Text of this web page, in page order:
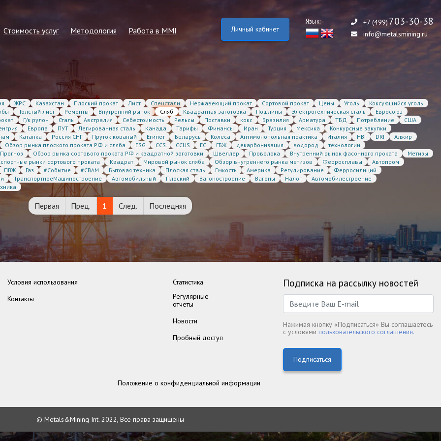
Стоимость услуг
Запрос на расчёт консалтинга или
спецотчёта по рынку
статсервисов
регулярной подписки
Методология
Общие принципы
Методика формирования
регулярных показателей
Работа в MMI
+7 (499)703-30-38
info@metalsmining.ru
Язык:
Личный кабинет
ЖРС Казахстан Плоский прокат Лист Спецстали Нержавеющий прокат Сортовой прокат Цены Уголь
Коксующийся уголь
Толстый лист Ремонты Внутренний рынок Сляб Квадратная заготовка Пошлины Электротехническая сталь
Евросоюз
Г/к рулон Сталь Австралия Себестоимость Рельсы Поставки кокс Бразилия Арматура ТБД Потребление
США
Европа ПУТ Легированная сталь Канада Тарифы Финансы Иран Турция Мексика
Конкурсные закупки
Катанка Россия СНГ Пруток кованый Египет Беларусь Колеса Антимонопольная практика Италия HBI DRI
Алжир
Обзор рынка плоского проката РФ и сляба ESG CCS CCUS ЕС ГБЖ декарбонизация водород
технологии
Прогноз Обзор рынка сортового проката РФ и квадратной заготовки Швеллер Проволока Внутренний рынок фасонного проката
Метизы
рынки сортового проката Квадрат Мировой рынок сляба Обзор внутреннего рынка метизов Ферросплавы
Автопром
ПВЖ Газ #Событие #CBAM Бытовая техника Плоская сталь Емкость Америка Регулирование
Ферросилиций
ТранспортноеМашиностроение Автомобильный Плоский Вагоностроение Вагоны Налог
Автомобилестроение
Первая Пред. 1 След. Последняя
Условия использования
Контакты
Статистика
Регулярные
отчёты
Новости
Пробный доступ
Подписка на рассылку новостей
Нажимая кнопку «Подписаться» Вы соглашаетесь
с условями пользовательского соглашения.
Подписаться
Положение о конфиденциальной информации
© Metals&Mining Int. 2022, Все права защищены